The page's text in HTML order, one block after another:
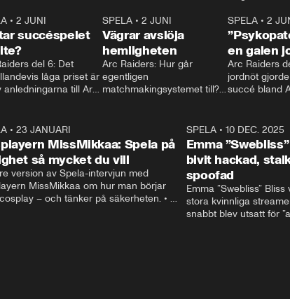
succéspelet. •
Mer:
2:15
• 2 JUNI
succéspelet
del 6: Det
låga priset är
anledningarna till Arc
2:14
SPELA •2 JUNI
Vägrar avslöja
hemligheten
Arc Raiders: Hur går
egentligen
matchmakingsystemet till?
med utvecklarna och
spekulerar själva.
SPELA •2
en galen
Arc Raiders
jordnöt
succé bland
• 23 JANUARI
MissMikkaa: Spela på
så mycket du vill
version av Spela-intervjun med
MissMikkaa om hur man börjar
– och tänker på säkerheten. •
SPELA• 10 DEC. 2025
Emma
bivit hackad,
spoofad
Emma ”Swebliss”
stora kvinnliga
snabbt blev utsatt för